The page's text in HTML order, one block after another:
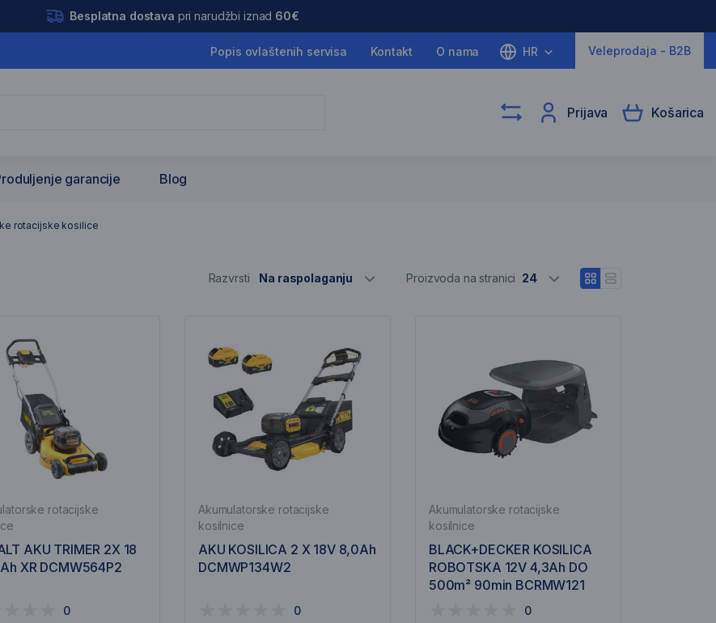
Besplatna dostava pri narudžbi iznad 60€
Popis ovlaštenih servisa Kontakt O nama HR Veleprodaja - B2B
Prijava Košarica
garancije Blog
kosilice
rotacijske kosilice
Razvrsti Na raspolaganju Proizvoda na stranici 24 Odaberite
Otvori prikaz blokova
Otvori linijski prikaz
rotacijske
AKU TRIMER 2X 18
XR DCMW564P2
0
Akumulatorske rotacijske
kosilnice
AKU KOSILICA 2 X 18V 8,0Ah
DCMWP134W2
0
Akumulatorske rotacijske
kosilnice
BLACK+DECKER KOSILICA
ROBOTSKA 12V 4,3Ah DO
500m² 90min BCRMW121
0